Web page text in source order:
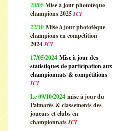
20/05Mise à jour phototèque
champions 2025ICI
22/10 Mise à jour phototèque
champions en compétition
2024ICI
17/05/2024 Mise à jour des
statistiques de participation aux
championnats & compétitions
ICI
Le 09/10/2024 mise à jour du
Palmarès & classements des
joueurs et clubs en
championnatsICI